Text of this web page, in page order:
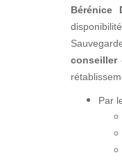
Bérénice
conseiller
Par